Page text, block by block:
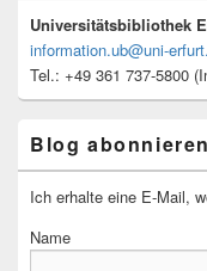
Universitätsbibliothek
information.ub@uni-
Tel.: +49 361 737-5800
Blog abonnieren
Ich erhalte eine E-Mail,
Name